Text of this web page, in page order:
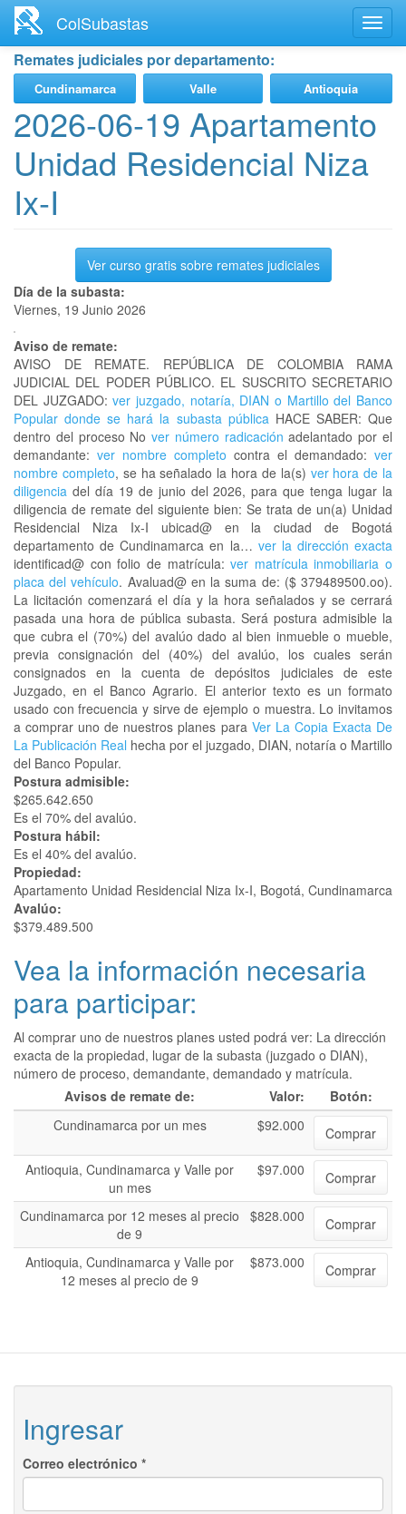
contenido
principal
ColSubastas
Remates judiciales por departamento:
Cundinamarca Valle Antioquia
2026-06-19 Apartamento
Unidad Residencial Niza
Ix-I
Ver curso gratis sobre remates judiciales
Día de la subasta:
Viernes, 19 Junio 2026
Aviso de remate:
AVISO DE REMATE. REPÚBLICA DE COLOMBIA RAMA
JUDICIAL DEL PODER PÚBLICO. EL SUSCRITO SECRETARIO
DEL JUZGADO: ver juzgado, notaría, DIAN o Martillo del Banco
Popular donde se hará la subasta públicaHACE SABER: Que
dentro del proceso Nover número radicación adelantado por el
demandante: ver nombre completo contra el demandado: ver
nombre completo, se ha señalado la hora de la(s) ver hora de la
diligencia del día 19 de junio del 2026, para que tenga lugar la
diligencia de remate del siguiente bien: Se trata de un(a) Unidad
Residencial Niza Ix-I ubicad@ en la ciudad de Bogotá
departamento de Cundinamarca en la… ver la dirección exacta
identificad@ con folio de matrícula:ver matrícula inmobiliaria o
placa del vehículo. Avaluad@ en la suma de: ($ 379489500.oo).
La licitación comenzará el día y la hora señalados y se cerrará
pasada una hora de pública subasta. Será postura admisible la
que cubra el (70%) del avalúo dado al bien inmueble o mueble,
previa consignación del (40%) del avalúo, los cuales serán
consignados en la cuenta de depósitos judiciales de este
Juzgado, en el Banco Agrario. El anterior texto es un formato
usado con frecuencia y sirve de ejemplo o muestra. Lo invitamos
a comprar uno de nuestros planes para Ver La Copia Exacta De
La Publicación Real hecha por el juzgado, DIAN, notaría o Martillo
del Banco Popular.
Postura admisible:
$265.642.650
Es el 70% del avalúo.
Postura hábil:
Es el 40% del avalúo.
Propiedad:
Apartamento Unidad Residencial Niza Ix-I, Bogotá, Cundinamarca
Avalúo:
$379.489.500
Vea la información necesaria
para participar:
Al comprar uno de nuestros planes usted podrá ver: La dirección
exacta de la propiedad, lugar de la subasta (juzgado o DIAN),
número de proceso, demandante, demandado y matrícula.
Avisos de remate de:
Valor:
Botón:
Cundinamarca por un mes
$92.000
Comprar
Antioquia, Cundinamarca y Valle por
un mes
$97.000 Comprar
Cundinamarca por 12 meses al precio
de 9
$828.000 Comprar
Antioquia, Cundinamarca y Valle por
12 meses al precio de 9
$873.000 Comprar
Ingresar
Correo electrónico *